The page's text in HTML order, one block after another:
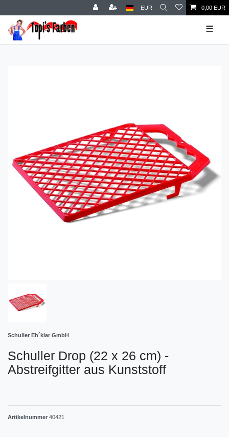
EUR 0,00 EUR
☰
Schuller Eh´klar GmbH
Schuller Drop (22 x 26 cm) -
Abstreifgitter aus Kunststoff
Artikelnummer 40421